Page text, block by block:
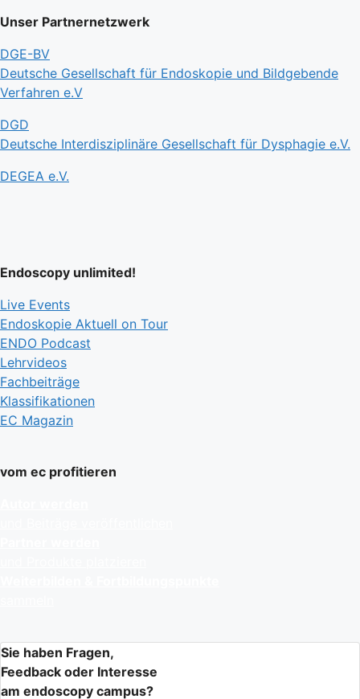
Unser Partnernetzwerk
DGE-BV
Deutsche Gesellschaft für Endoskopie und Bildgebende
Verfahren e.V
DGD
Deutsche Interdisziplinäre Gesellschaft für Dysphagie e.V.
DEGEA e.V.
Endoscopy unlimited!
Live Events
Endoskopie Aktuell on Tour
ENDO Podcast
Lehrvideos
Fachbeiträge
Klassifikationen
EC Magazin
vom ec profitieren
Sie haben Fragen,
Feedback oder Interesse
am endoscopy campus?